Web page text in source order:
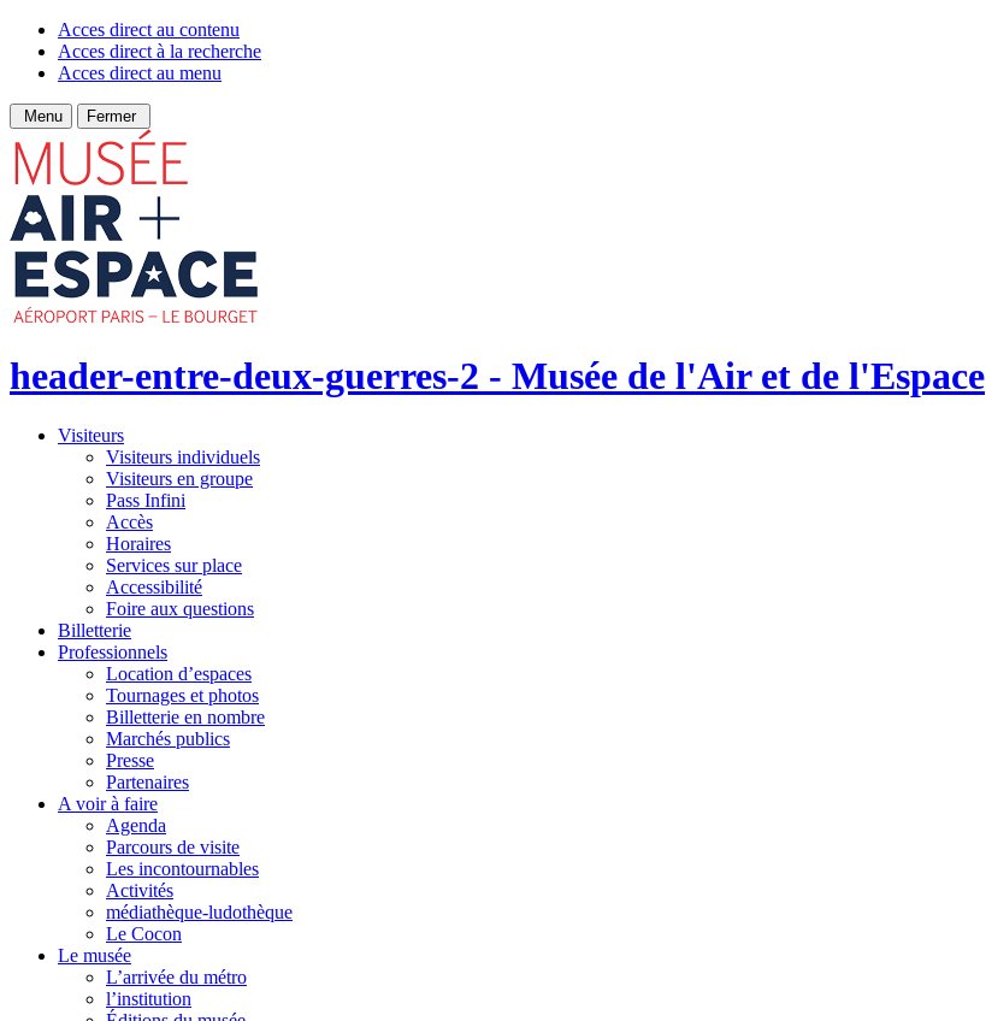
Acces direct au contenu
Acces direct à la recherche
Acces direct au menu
Menu Fermer
header-entre-deux-guerres-2 - Musée de l'Air et de l'Espace
Visiteurs
Visiteurs individuels
Visiteurs en groupe
Pass Infini
Accès
Horaires
Services sur place
Accessibilité
Foire aux questions
Billetterie
Professionnels
Location d’espaces
Tournages et photos
Billetterie en nombre
Marchés publics
Presse
Partenaires
A voir à faire
Agenda
Parcours de visite
Les incontournables
Activités
médiathèque-ludothèque
Le Cocon
Le musée
L’arrivée du métro
l’institution